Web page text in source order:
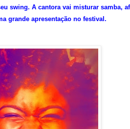
swing. A cantora vai misturar samba,
grande apresentação no festival.